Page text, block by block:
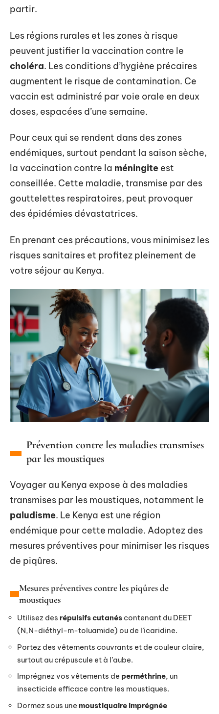
partir.
Les régions rurales et les zones à risque
peuvent justifier la vaccination contre le
choléra. Les conditions d’hygiène précaires
augmentent le risque de contamination. Ce
vaccin est administré par voie orale en deux
doses, espacées d’une semaine.
Pour ceux qui se rendent dans des zones
endémiques, surtout pendant la saison sèche,
la vaccination contre la méningite est
conseillée. Cette maladie, transmise par des
gouttelettes respiratoires, peut provoquer
des épidémies dévastatrices.
En prenant ces précautions, vous minimisez les
risques sanitaires et profitez pleinement de
votre séjour au Kenya.
Prévention contre les maladies transmises
par les moustiques
Voyager au Kenya expose à des maladies
transmises par les moustiques, notamment le
paludisme. Le Kenya est une région
endémique pour cette maladie. Adoptez des
mesures préventives pour minimiser les risques
de piqûres.
Mesures préventives contre les piqûres de
moustiques
Utilisez des répulsifs cutanés contenant du DEET
(N,N-diéthyl-m-toluamide) ou de l’icaridine.
Portez des vêtements couvrants et de couleur claire,
surtout au crépuscule et à l’aube.
Imprégnez vos vêtements de perméthrine, un
insecticide efficace contre les moustiques.
Dormez sous une moustiquaire imprégnée